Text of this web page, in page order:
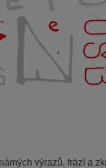
výrazů, frází a